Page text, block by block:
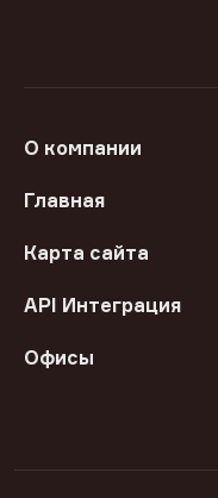
О компании
Главная
Карта сайта
API Интеграция
Офисы